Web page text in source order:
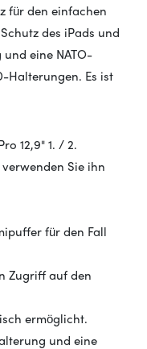
für den einfachen
des iPads und
eine NATO-
Halterungen. Es ist
12,9" 1. / 2.
Sie ihn
für den Fall
Zugriff auf den
ermöglicht.
und eine